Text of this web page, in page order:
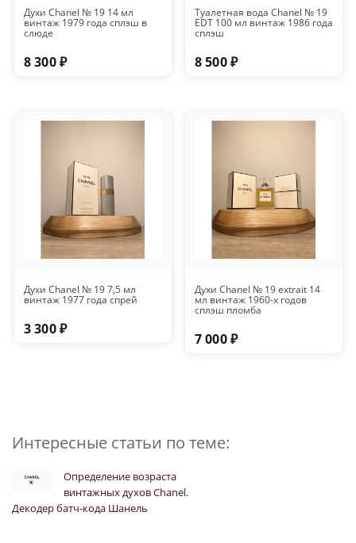
Духи Chanel № 19 14 мл
винтаж 1979 года сплэш в
слюде
8 300 ₽
Туалетная вода Chanel № 19
EDT 100 мл винтаж 1986 года
сплэш
8 500 ₽
Духи Chanel № 19 7,5 мл
винтаж 1977 года спрей
3 300 ₽
Духи Chanel № 19 extrait 14
мл винтаж 1960-х годов
сплэш пломба
7 000 ₽
Интересные статьи по теме:
Определение возраста
винтажных духов Chanel.
Декодер батч-кода Шанель